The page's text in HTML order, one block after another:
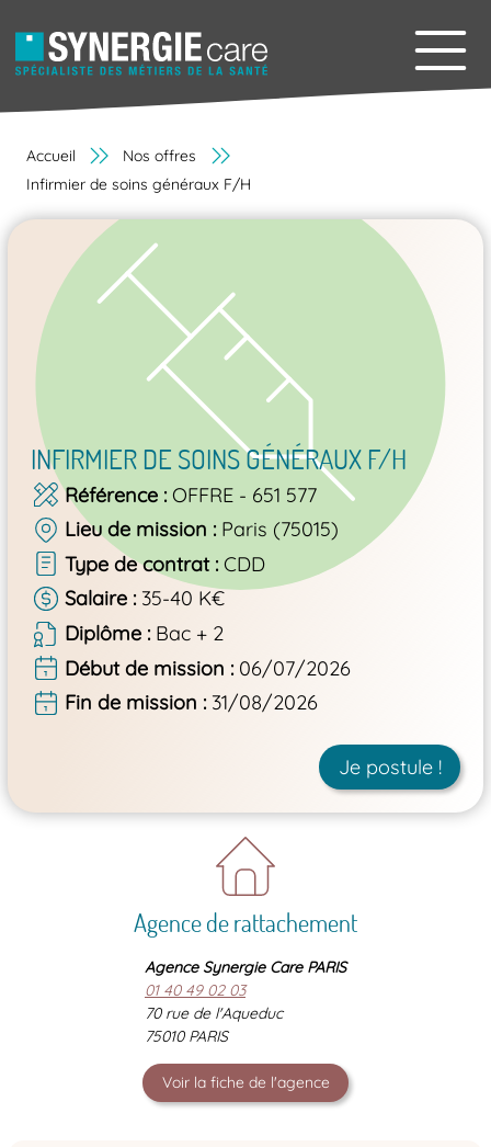
Accueil
Nos offres
Infirmier de soins généraux F/H
INFIRMIER DE SOINS GÉNÉRAUX F/H
Référence OFFRE - 651 577
Lieu de mission
Paris (75015)
Type de contrat CDD
Salaire
35-40 K€
Diplôme
Bac + 2
Début de mission
06/07/2026
Fin de mission
31/08/2026
Je postule !
Agence de rattachement
Agence Synergie Care PARIS
01 40 49 02 03
70 rue de l'Aqueduc
75010 PARIS
Voir la fiche de l'agence